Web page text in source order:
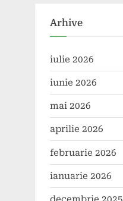
Arhive
iulie 2026
iunie 2026
mai 2026
aprilie 2026
februarie 2026
ianuarie 2026